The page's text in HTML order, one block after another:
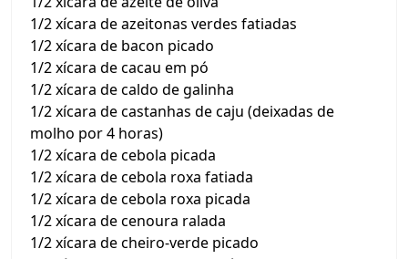
1/2 xícara de azeitonas verdes fatiadas
1/2 xícara de bacon picado
1/2 xícara de cacau em pó
1/2 xícara de caldo de galinha
1/2 xícara de castanhas de caju (deixadas de
molho por 4 horas)
1/2 xícara de cebola picada
1/2 xícara de cebola roxa fatiada
1/2 xícara de cebola roxa picada
1/2 xícara de cenoura ralada
1/2 xícara de cheiro-verde picado